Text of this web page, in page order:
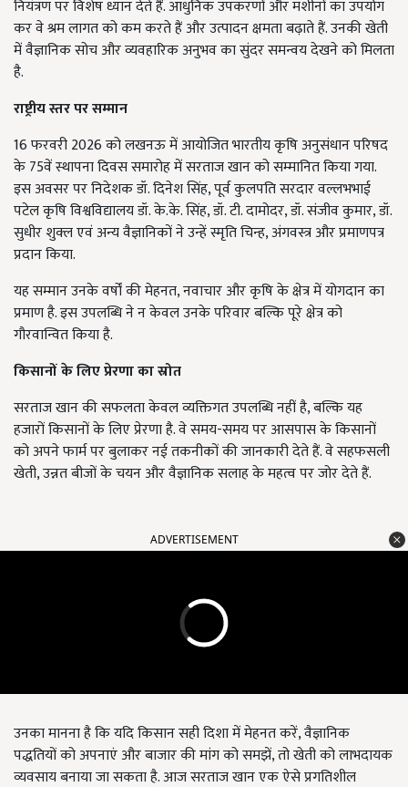
नियंत्रण पर विशेष ध्यान देते हैं. आधुनिक उपकरणों और मशीनों का उपयोग
कर वे श्रम लागत को कम करते हैं और उत्पादन क्षमता बढ़ाते हैं. उनकी खेती
में वैज्ञानिक सोच और व्यवहारिक अनुभव का सुंदर समन्वय देखने को मिलता
है.
राष्ट्रीय स्तर पर सम्मान
16 फरवरी 2026 को लखनऊ में आयोजित भारतीय कृषि अनुसंधान परिषद
के 75वें स्थापना दिवस समारोह में सरताज खान को सम्मानित किया गया.
इस अवसर पर निदेशक डॉ. दिनेश सिंह, पूर्व कुलपति सरदार वल्लभभाई
पटेल कृषि विश्वविद्यालय डॉ. के.के. सिंह, डॉ. टी. दामोदर, डॉ. संजीव कुमार, डॉ.
सुधीर शुक्ल एवं अन्य वैज्ञानिकों ने उन्हें स्मृति चिन्ह, अंगवस्त्र और प्रमाणपत्र
प्रदान किया.
यह सम्मान उनके वर्षों की मेहनत, नवाचार और कृषि के क्षेत्र में योगदान का
प्रमाण है. इस उपलब्धि ने न केवल उनके परिवार बल्कि पूरे क्षेत्र को
गौरवान्वित किया है.
किसानों के लिए प्रेरणा का स्रोत
सरताज खान की सफलता केवल व्यक्तिगत उपलब्धि नहीं है, बल्कि यह
हजारों किसानों के लिए प्रेरणा है. वे समय-समय पर आसपास के किसानों
को अपने फार्म पर बुलाकर नई तकनीकों की जानकारी देते हैं. वे सहफसली
खेती, उन्नत बीजों के चयन और वैज्ञानिक सलाह के महत्व पर जोर देते हैं.
ADVERTISEMENT
उनका मानना है कि यदि किसान सही दिशा में मेहनत करें, वैज्ञानिक
पद्धतियों को अपनाएं और बाजार की मांग को समझें, तो खेती को लाभदायक
व्यवसाय बनाया जा सकता है. आज सरताज खान एक ऐसे प्रगतिशील